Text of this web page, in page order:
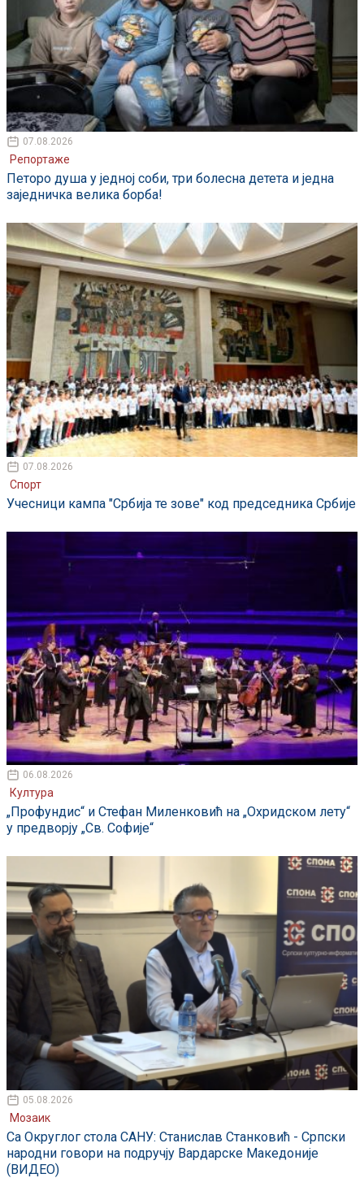
07.08.2026
Репортаже
Петоро душа у једној соби, три болесна детета и једна
заједничка велика борба!
07.08.2026
Спорт
Учесници кампа "Србија те зове" код председника Србије
06.08.2026
Култура
„Профундис“ и Стефан Миленковић на „Охридском лету“
у предворју „Св. Софије“
05.08.2026
Мозаик
Са Округлог стола САНУ: Станислав Станковић - Српски
народни говори на подручју Вардарске Македоније
(ВИДЕО)